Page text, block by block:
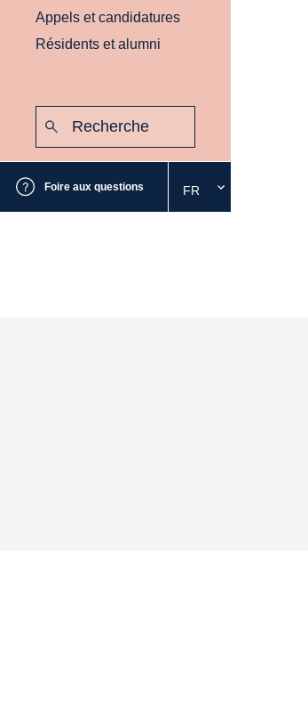
Appels et candidatures
Résidents et alumni
Foire aux questions
Sélectionnez
la
FR